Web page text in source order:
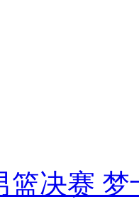
篮决赛